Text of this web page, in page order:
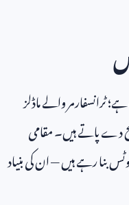
ٹرانسفارمر والے ماڈلز
دے پاتے ہیں۔ مقامی
بنا رہے ہیں — ان کی بنیاد